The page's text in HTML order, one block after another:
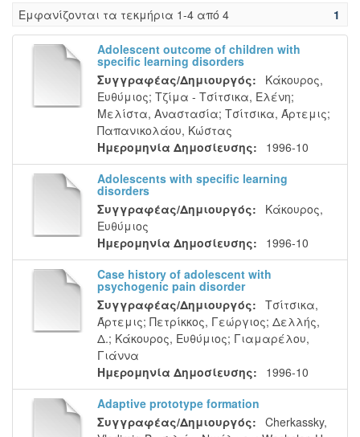
Eμφανίζονται τα τεκμήρια 1-4 από 4 1
Adolescent outcome of children with
specific learning disorders
Συγγραφέας/Δημιουργός:
Κάκουρος,
Ευθύμιος; Τζίμα - Τσίτσικα, Ελένη;
Μελίστα, Αναστασία; Τσίτσικα, Άρτεμις;
Παπανικολάου, Κώστας
Ημερομηνία Δημοσίευσης:
1996-10
Adolescents with specific learning
disorders
Συγγραφέας/Δημιουργός:
Κάκουρος,
Ευθύμιος
Ημερομηνία Δημοσίευσης:
1996-10
Case history of adolescent with
psychogenic pain disorder
Συγγραφέας/Δημιουργός: Τσίτσικα,
Άρτεμις; Πετρίκκος, Γεώργιος; Δελλής,
Δ.; Κάκουρος, Ευθύμιος; Γιαμαρέλου,
Γιάννα
Ημερομηνία Δημοσίευσης:
1996-10
Adaptive prototype formation
Συγγραφέας/Δημιουργός: Cherkassky,